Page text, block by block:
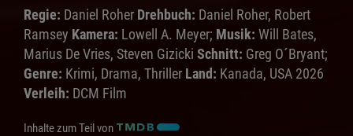
Regie: Daniel Roher Drehbuch: Daniel Roher, Robert
Ramsey Kamera: Lowell A. Meyer; Musik: Will Bates,
Marius De Vries, Steven Gizicki Schnitt: Greg O´Bryant;
Genre: Krimi, Drama, Thriller Land: Kanada, USA 2026
Verleih: DCM Film
Inhalte zum Teil von